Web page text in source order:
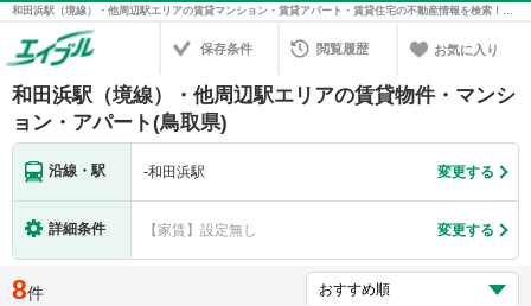
和田浜駅（境線）・他周辺駅エリアの賃貸マンション・賃貸アパート・賃貸住宅の不動産情報を検索！不動産賃貸の物件探しは、お部屋探しのエイブル
保存条件 閲覧履歴 お気に入り
和田浜駅（境線）・他周辺駅エリアの賃貸物件・マンシ
ョン・アパート(鳥取県)
沿線・駅 -和田浜駅 変更する
詳細条件 【家賃】設定無し 変更する
8件